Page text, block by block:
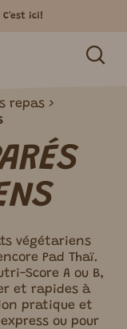
C'est ici!
repas
végétariens
Pad Thaï.
Score A ou B,
et rapides à
pratique et
ou pour